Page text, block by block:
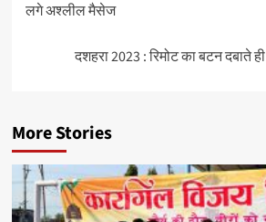
लगे अश्लील मैसेज
दशहरा 2023 : रिमोट का बटन दबाते
More Stories